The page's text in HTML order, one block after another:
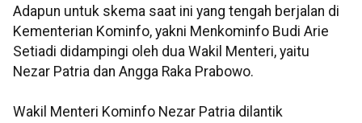
Adapun untuk skema saat ini yang tengah berjalan di
Kementerian Kominfo, yakni Menkominfo Budi Arie
Setiadi didampingi oleh dua Wakil Menteri, yaitu
Nezar Patria dan Angga Raka Prabowo.
Wakil Menteri Kominfo Nezar Patria dilantik